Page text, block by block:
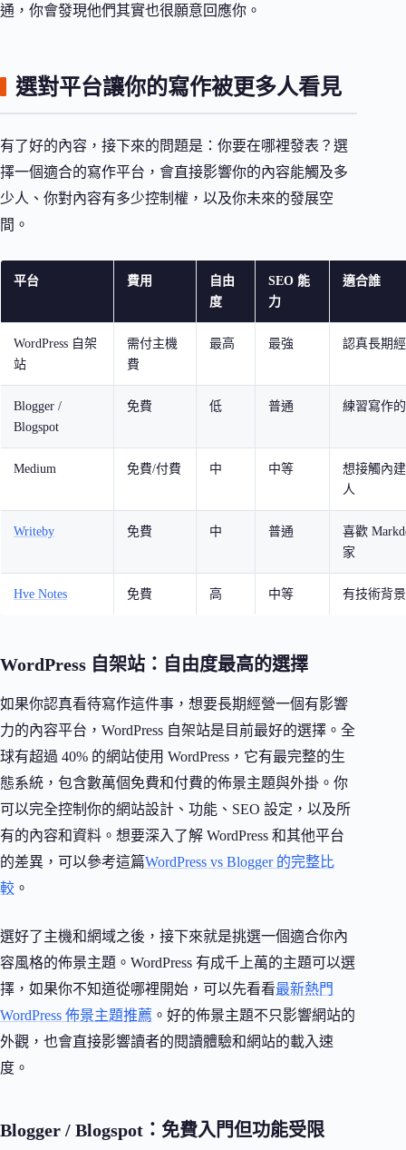
通，你會發現他們其實也很願意回應你。
選對平台讓你的寫作被更多人看見
有了好的內容，接下來的問題是：你要在哪裡發表？選
擇一個適合的寫作平台，會直接影響你的內容能觸及多
少人、你對內容有多少控制權，以及你未來的發展空
間。
平台 費用
自由
度
SEO 能
力
適合誰
WordPress 自架
站
需付主機
費
最高 最強 認真長期
Blogger /
Blogspot
免費 低 普通 練習寫作
Medium 免費/付費 中 中等
想接觸內
人
Writeby 免費 中 普通
喜歡
家
Hve Notes 免費 高 中等 有技術背
WordPress 自架站：自由度最高的選擇
如果你認真看待寫作這件事，想要長期經營一個有影響
力的內容平台，WordPress 自架站是目前最好的選擇。全
球有超過 40% 的網站使用 WordPress，它有最完整的生
態系統，包含數萬個免費和付費的佈景主題與外掛。你
可以完全控制你的網站設計、功能、SEO 設定，以及所
有的內容和資料。想要深入了解 WordPress 和其他平台
的差異，可以參考這篇WordPress vs Blogger 的完整比
較 。
選好了主機和網域之後，接下來就是挑選一個適合你內
容風格的佈景主題。WordPress 有成千上萬的主題可以選
擇，如果你不知道從哪裡開始，可以先看看最新熱門
WordPress 佈景主題推薦 。好的佈景主題不只影響網站的
外觀，也會直接影響讀者的閱讀體驗和網站的載入速
度。
Blogger / Blogspot：免費入門但功能受限